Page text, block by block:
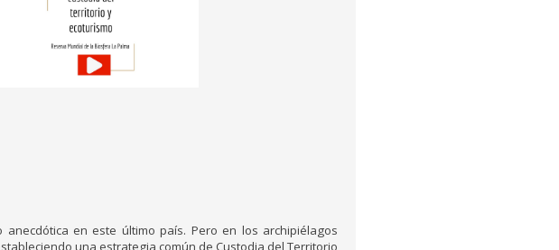
en este último país. Pero en los archipiélagos
una estrategia común de Custodia del Territorio